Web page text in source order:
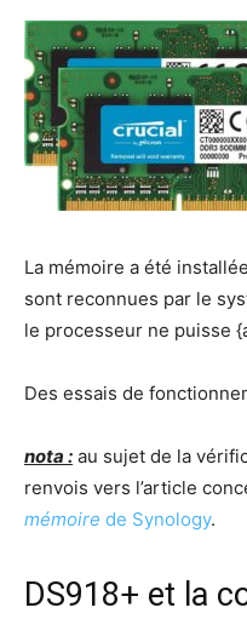
La mémoire a été
sont reconnues par le
le processeur ne puisse
Des essais de
nota : au sujet de la
renvois vers l’article
mémoire de Synology.
DS918+ et la